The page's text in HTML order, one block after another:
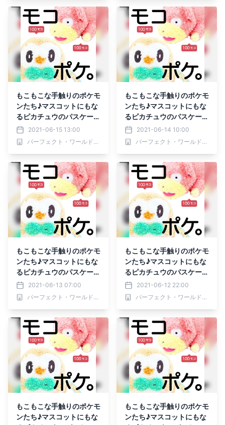
もこもこな手触りのポケモ
ンたち♪マスコットにもな
るピカチュウのパスケース
もご紹介2021-06-15 13:00
パーフェクト・ワールド株式会社
もこもこな手触りのポケモ
ンたち♪マスコットにもな
るピカチュウのパスケース
もご紹介2021-06-14 10:00
パーフェクト・ワールド株式会社
もこもこな手触りのポケモ
ンたち♪マスコットにもな
るピカチュウのパスケース
もご紹介2021-06-13 07:00
パーフェクト・ワールド株式会社
もこもこな手触りのポケモ
ンたち♪マスコットにもな
るピカチュウのパスケース
もご紹介2021-06-12 22:00
パーフェクト・ワールド株式会社
もこもこな手触りのポケモ
ンたち♪マスコットにもな
もこもこな手触りのポケモ
ンたち♪マスコットにもな